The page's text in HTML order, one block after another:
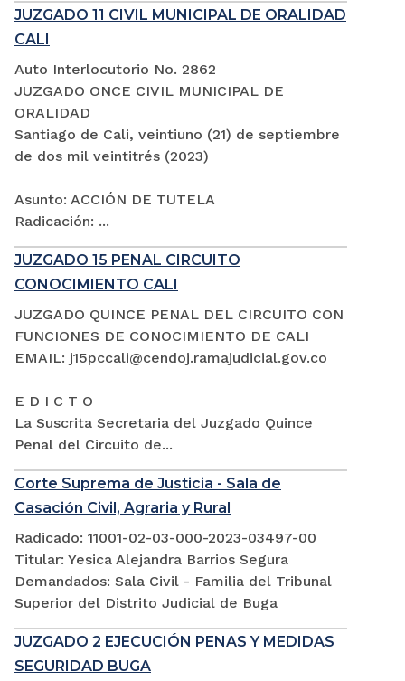
JUZGADO 11 CIVIL MUNICIPAL DE ORALIDAD
CALI
Auto Interlocutorio No. 2862
JUZGADO ONCE CIVIL MUNICIPAL DE
ORALIDAD
Santiago de Cali, veintiuno (21) de septiembre
de dos mil veintitrés (2023)
Asunto: ACCIÓN DE TUTELA
Radicación: ...
JUZGADO 15 PENAL CIRCUITO
CONOCIMIENTO CALI
JUZGADO QUINCE PENAL DEL CIRCUITO CON
FUNCIONES DE CONOCIMIENTO DE CALI
EMAIL: j15pccali@cendoj.ramajudicial.gov.co
E D I C T O
La Suscrita Secretaria del Juzgado Quince
Penal del Circuito de...
Corte Suprema de Justicia - Sala de
Casación Civil, Agraria y Rural
Radicado: 11001-02-03-000-2023-03497-00
Titular: Yesica Alejandra Barrios Segura
Demandados: Sala Civil - Familia del Tribunal
Superior del Distrito Judicial de Buga
JUZGADO 2 EJECUCIÓN PENAS Y MEDIDAS
SEGURIDAD BUGA